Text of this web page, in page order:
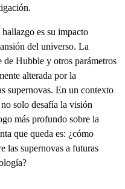
es su impacto
del universo. La
de Hubble y otros parámetros
alterada por la
supernovas. En un contexto
solo desafía la visión
más profundo sobre la
que queda es: ¿cómo
las supernovas a futuras